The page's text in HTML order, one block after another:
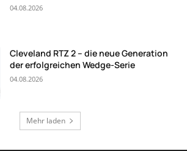
04.08.2026
Cleveland RTZ 2 – die neue Generation
der erfolgreichen Wedge-Serie
04.08.2026
Mehr laden